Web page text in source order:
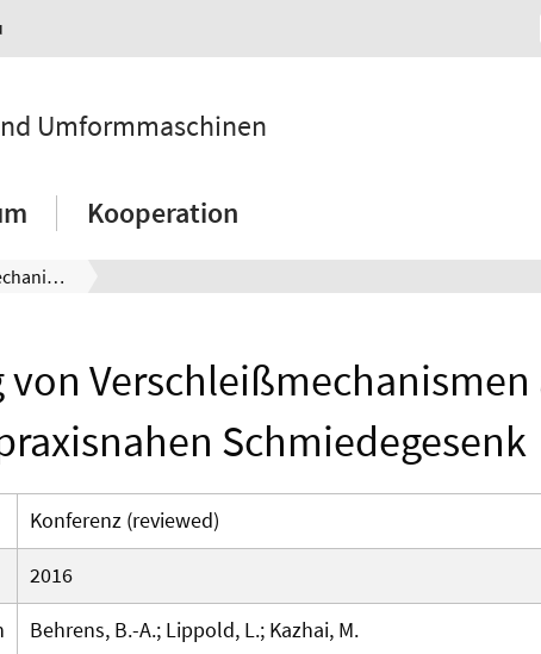
Umformmaschinen
Kooperation
Ermittlung von Verschleißmechanismen an einem praxisnahen Schmiedegesenk
Verschleißmechanismen
Schmiedegesenk
Konferenz (reviewed)
2016
Behrens, B.-A.; Lippold, L.; Kazhai, M.